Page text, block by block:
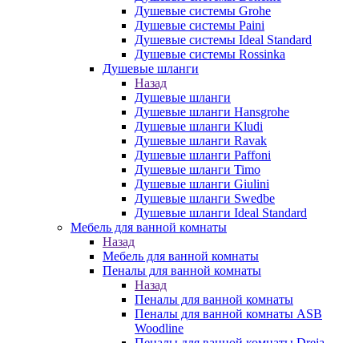
Душевые системы Grohe
Душевые системы Paini
Душевые системы Ideal Standard
Душевые системы Rossinka
Душевые шланги
Назад
Душевые шланги
Душевые шланги Hansgrohe
Душевые шланги Kludi
Душевые шланги Ravak
Душевые шланги Paffoni
Душевые шланги Timo
Душевые шланги Giulini
Душевые шланги Swedbe
Душевые шланги Ideal Standard
Мебель для ванной комнаты
Назад
Мебель для ванной комнаты
Пеналы для ванной комнаты
Назад
Пеналы для ванной комнаты
Пеналы для ванной комнаты ASB
Woodline